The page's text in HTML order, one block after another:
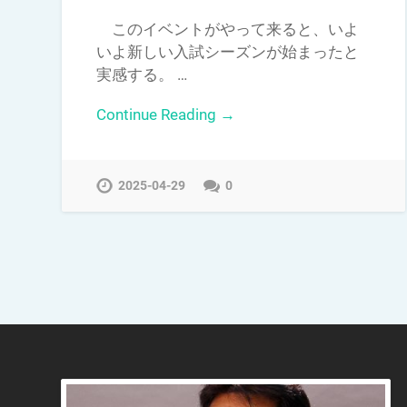
このイベントがやって来ると、いよ
いよ新しい入試シーズンが始まったと
実感する。 …
Continue Reading →
2025-04-29 0